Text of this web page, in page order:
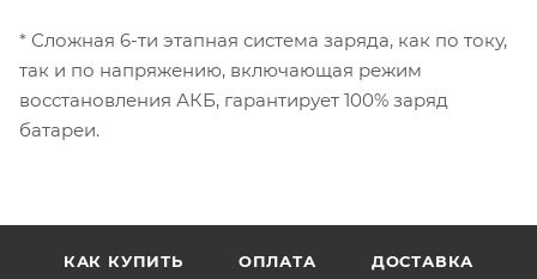
* Сложная 6-ти этапная система заряда, как по току,
так и по напряжению, включающая режим
восстановления АКБ, гарантирует 100% заряд
батареи.
КАК КУПИТЬ ОПЛАТА ДОСТАВКА